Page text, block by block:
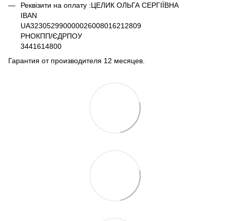
Реквізити на оплату :ЦЕЛИК ОЛЬГА СЕРГІЇВНА
IBAN
UA323052990000026008016212809
РНОКПП/ЄДРПОУ
3441614800
Гарантия от производителя 12 месяцев.